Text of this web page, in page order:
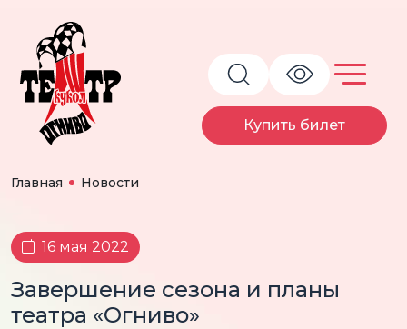
Купить билет
Главная Новости
16 мая 2022
Завершение сезона и планы
театра «Огниво»